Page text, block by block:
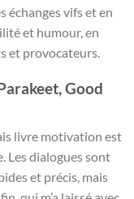
échanges vifs et en
et humour, en
et provocateurs.
Good
livre motivation est
Les dialogues sont
et précis, mais